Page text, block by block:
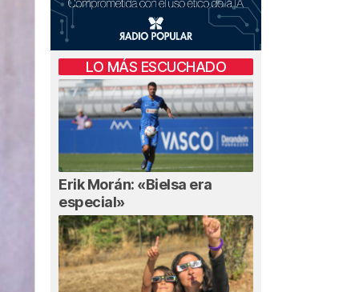
LO MÁS ESCUCHADO
Erik Morán: «Bielsa era
especial»